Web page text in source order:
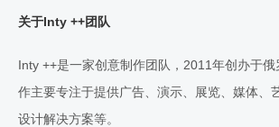
关于Inty ++团队
Inty ++是一家创意制作团队，2011年创办于
作主要专注于提供广告、演示、展览、媒体、
设计解决方案等。